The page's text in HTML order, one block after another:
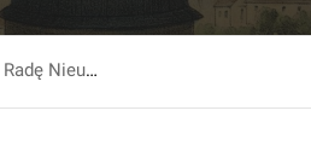
Projekt od Deputacyi Examinuiącey Radę Nieustaiącą. Wypłacenie wysłużoney iuż pensyi Subalternom Rady.